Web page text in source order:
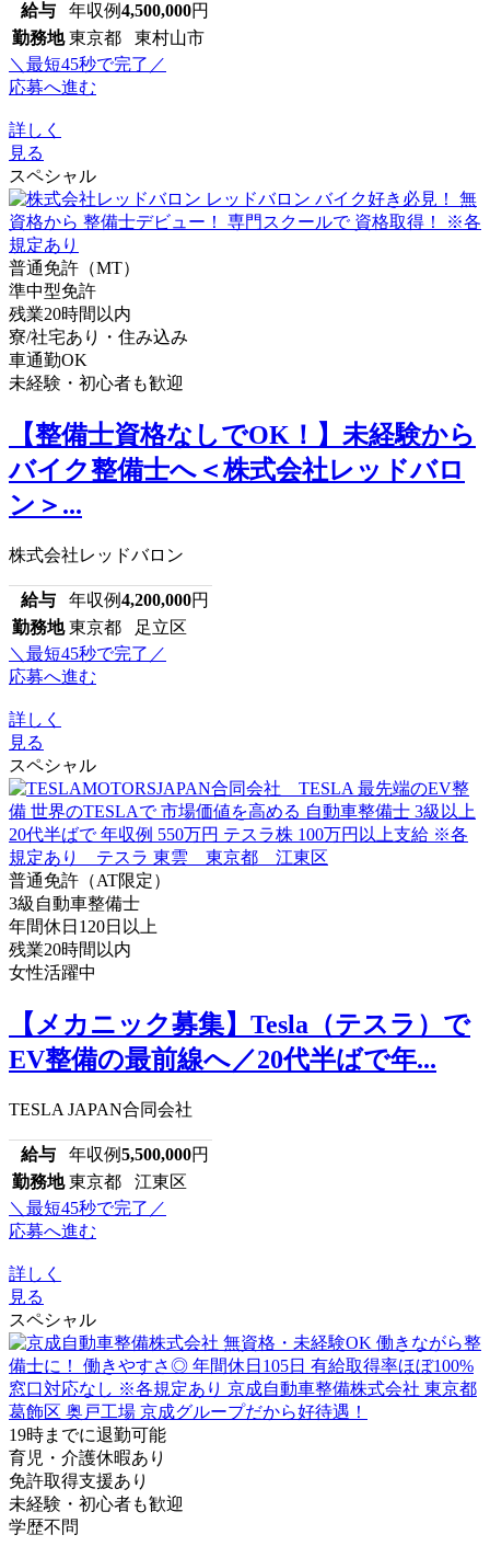
給与 年収例4,500,000円
勤務地 東京都 東村山市
＼最短45秒で完了／
応募へ進む
詳しく
見る
スペシャル
普通免許（MT）
準中型免許
残業20時間以内
寮/社宅あり・住み込み
車通勤OK
未経験・初心者も歓迎
【整備士資格なしでOK！】未経験から
バイク整備士へ＜株式会社レッドバロ
ン＞...
株式会社レッドバロン
給与 年収例4,200,000円
勤務地 東京都 足立区
＼最短45秒で完了／
応募へ進む
詳しく
見る
スペシャル
普通免許（AT限定）
3級自動車整備士
年間休日120日以上
残業20時間以内
女性活躍中
【メカニック募集】Tesla（テスラ）で
EV整備の最前線へ／20代半ばで年...
TESLA JAPAN合同会社
給与 年収例5,500,000円
勤務地 東京都 江東区
＼最短45秒で完了／
応募へ進む
詳しく
見る
スペシャル
19時までに退勤可能
育児・介護休暇あり
免許取得支援あり
未経験・初心者も歓迎
学歴不問